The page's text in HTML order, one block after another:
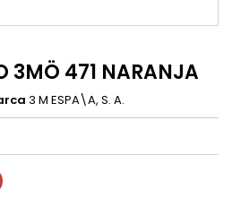
3MÖ 471 NARANJA
3 M ESPA\A, S. A.